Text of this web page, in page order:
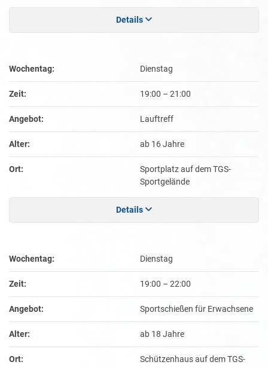
Details
Wochentag: Dienstag
Zeit: 19:00 – 21:00
Angebot: Lauftreff
Alter: ab 16 Jahre
Ort:
Sportplatz auf dem TGS-
Sportgelände
Details
Wochentag: Dienstag
Zeit: 19:00 – 22:00
Angebot: Sportschießen für Erwachsene
Alter: ab 18 Jahre
Ort:
Schützenhaus auf dem TGS-